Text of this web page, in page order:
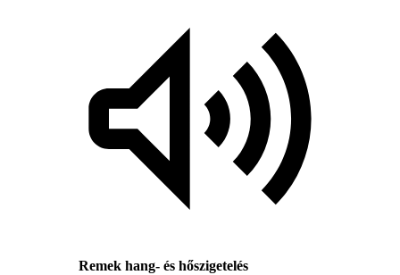
Remek hang- és hőszigetelés